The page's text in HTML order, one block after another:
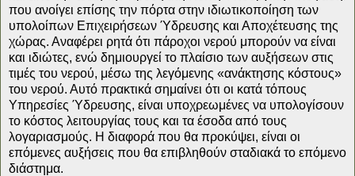
που ανοίγει επίσης την πόρτα στην ιδιωτικοποίηση των
υπολοίπων Επιχειρήσεων Ύδρευσης και Αποχέτευσης της
χώρας. Αναφέρει ρητά ότι πάροχοι νερού μπορούν να είναι
και ιδιώτες, ενώ δημιουργεί το πλαίσιο των αυξήσεων στις
τιμές του νερού, μέσω της λεγόμενης «ανάκτησης κόστους»
του νερού. Αυτό πρακτικά σημαίνει ότι οι κατά τόπους
Υπηρεσίες Ύδρευσης, είναι υποχρεωμένες να υπολογίσουν
το κόστος λειτουργίας τους και τα έσοδα από τους
λογαριασμούς. Η διαφορά που θα προκύψει, είναι οι
επόμενες αυξήσεις που θα επιβληθούν σταδιακά το επόμενο
διάστημα.